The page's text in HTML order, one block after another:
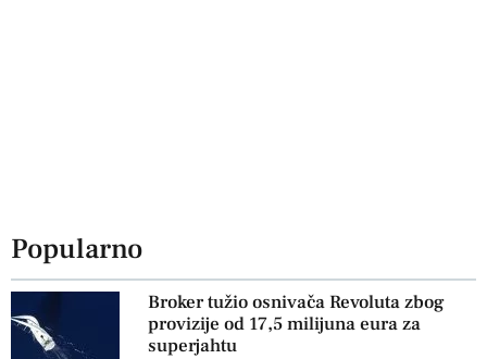
Popularno
Broker tužio osnivača Revoluta zbog
provizije od 17,5 milijuna eura za
superjahtu